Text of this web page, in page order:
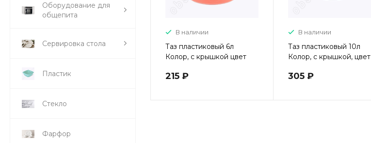
Оборудование для
общепита
Сервировка стола
Пластик
Стекло
Фарфор
В наличии
Таз пластиковый 6л
Колор, с крышкой цвет
215 ₽
В наличии
Таз пластиковый 10л
Колор, с крышкой, цвет
305 ₽